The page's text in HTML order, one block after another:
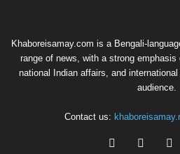
Khaboreisamay.com is a Bengali-
range of news, with a strong emphasis
national Indian affairs, and
audience.
Contact us: